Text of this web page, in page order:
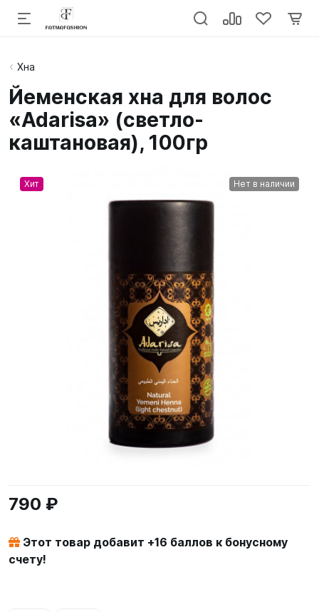
Хна
Йеменская хна для волос
«Adarisa» (светло-
каштановая), 100гр
Хит Нет в наличии
790 ₽
Этот товар добавит +16 баллов к бонусному
счету!